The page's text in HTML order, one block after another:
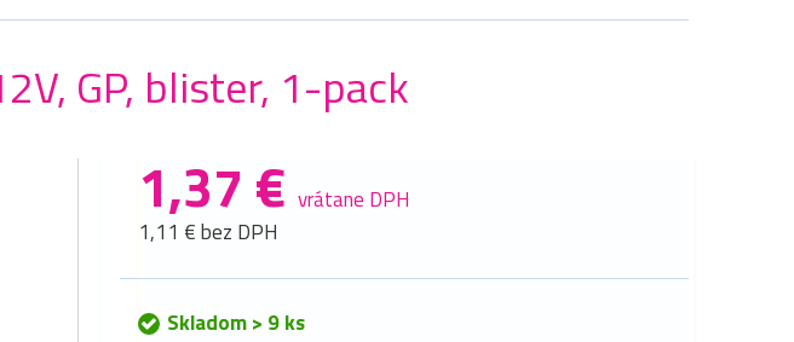
GP, blister, 1-pack
1,37 € vrátane DPH
1,11 € bez DPH
Skladom > 9 ks